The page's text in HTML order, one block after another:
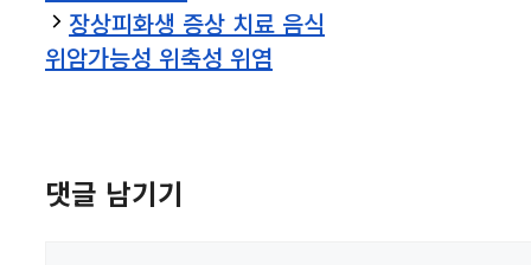
리
장상피화생 증상 치료 음식
위암가능성 위축성 위염
댓글 남기기